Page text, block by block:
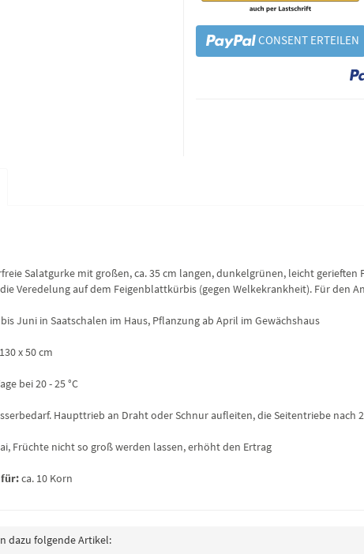
CONSENT ERTEILEN
Salatgurke mit großen, ca. 35 cm langen, dunkelgrünen, leicht gerieften
Veredelung auf dem Feigenblattkürbis (gegen Welkekrankheit). Für den
Juni in Saatschalen im Haus, Pflanzung ab April im Gewächshaus
130 x 50 cm
bei 20 - 25 °C
Haupttrieb an Draht oder Schnur aufleiten, die Seitentriebe nach
Früchte nicht so groß werden lassen, erhöht den Ertrag
für:ca. 10 Korn
dazu folgende Artikel: